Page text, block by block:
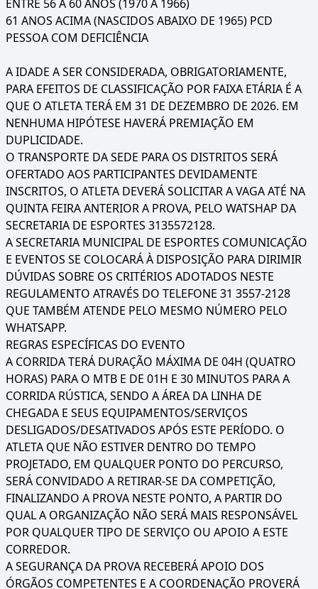
ENTRE 56 A 60 ANOS (1970 A 1966)
61 ANOS ACIMA (NASCIDOS ABAIXO DE 1965) PCD
PESSOA COM DEFICIÊNCIA
A IDADE A SER CONSIDERADA, OBRIGATORIAMENTE,
PARA EFEITOS DE CLASSIFICAÇÃO POR FAIXA ETÁRIA É A
QUE O ATLETA TERÁ EM 31 DE DEZEMBRO DE 2026. EM
NENHUMA HIPÓTESE HAVERÁ PREMIAÇÃO EM
DUPLICIDADE.
O TRANSPORTE DA SEDE PARA OS DISTRITOS SERÁ
OFERTADO AOS PARTICIPANTES DEVIDAMENTE
INSCRITOS, O ATLETA DEVERÁ SOLICITAR A VAGA ATÉ NA
QUINTA FEIRA ANTERIOR A PROVA, PELO WATSHAP DA
SECRETARIA DE ESPORTES 3135572128.
A SECRETARIA MUNICIPAL DE ESPORTES COMUNICAÇÃO
E EVENTOS SE COLOCARÁ À DISPOSIÇÃO PARA DIRIMIR
DÚVIDAS SOBRE OS CRITÉRIOS ADOTADOS NESTE
REGULAMENTO ATRAVÉS DO TELEFONE 31 3557-2128
QUE TAMBÉM ATENDE PELO MESMO NÚMERO PELO
WHATSAPP.
REGRAS ESPECÍFICAS DO EVENTO
A CORRIDA TERÁ DURAÇÃO MÁXIMA DE 04H (QUATRO
HORAS) PARA O MTB E DE 01H E 30 MINUTOS PARA A
CORRIDA RÚSTICA, SENDO A ÁREA DA LINHA DE
CHEGADA E SEUS EQUIPAMENTOS/SERVIÇOS
DESLIGADOS/DESATIVADOS APÓS ESTE PERÍODO. O
ATLETA QUE NÃO ESTIVER DENTRO DO TEMPO
PROJETADO, EM QUALQUER PONTO DO PERCURSO,
SERÁ CONVIDADO A RETIRAR-SE DA COMPETIÇÃO,
FINALIZANDO A PROVA NESTE PONTO, A PARTIR DO
QUAL A ORGANIZAÇÃO NÃO SERÁ MAIS RESPONSÁVEL
POR QUALQUER TIPO DE SERVIÇO OU APOIO A ESTE
CORREDOR.
A SEGURANÇA DA PROVA RECEBERÁ APOIO DOS
ÓRGÃOS COMPETENTES E A COORDENAÇÃO PROVERÁ